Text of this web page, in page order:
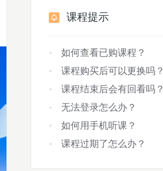
课程提示
如何查看已购课程？
课程购买后可以更换吗？
课程结束后会有回看吗？
无法登录怎么办？
如何用手机听课？
课程过期了怎么办？